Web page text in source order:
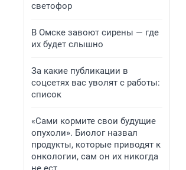
светофор
В Омске завоют сирены — где
их будет слышно
За какие публикации в
соцсетях вас уволят с работы:
список
«Сами кормите свои будущие
опухоли». Биолог назвал
продукты, которые приводят к
онкологии, сам он их никогда